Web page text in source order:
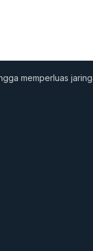
memperluas